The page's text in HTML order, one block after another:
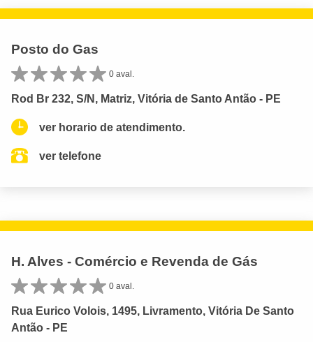
Posto do Gas
0 aval.
Rod Br 232, S/N, Matriz, Vitória de Santo Antão - PE
ver horario de atendimento.
ver telefone
H. Alves - Comércio e Revenda de Gás
0 aval.
Rua Eurico Volois, 1495, Livramento, Vitória De Santo
Antão - PE